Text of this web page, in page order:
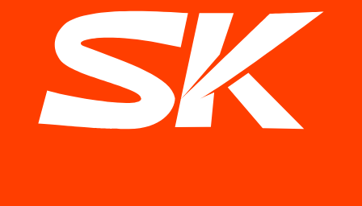
получили хаос. Когда цветов слишком много, мозг не
понимает, куда смотреть. Нет фокуса — нет действия.
Правило: 1 основной цвет, 1–2 акцентных, нейтральные для
фона и текста.
Ошибка 2: Кнопка CTA того же цвета, что и другие
элементыЕсли ваша кнопка «Оставить заявку» и заголовки
одного и того же синего цвета — клиент ее просто не видит.
Кнопка должна кричать. Акцентный цвет — только для нее.